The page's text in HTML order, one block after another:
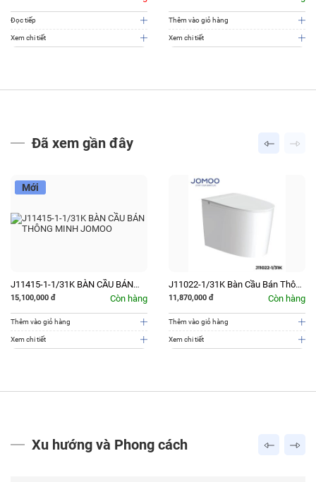
Đọc tiếp
Xem chi tiết
Thêm vào giỏ hàng
Xem chi tiết
Đã xem gần đây
Mới
J11415-1-1/31K BÀN CẦU BÁN
THÔNG MINH JOMOO
15,100,000 đ Còn hàng
Thêm vào giỏ hàng
Xem chi tiết
J11022-1/31K Bàn Cầu Bán Thông
Minh JOMOO Dùng PIN
11,870,000 đ Còn hàng
Thêm vào giỏ hàng
Xem chi tiết
Xu hướng và Phong cách